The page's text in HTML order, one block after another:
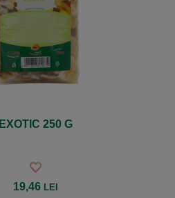
EXOTIC 250 G
19,46 LEI